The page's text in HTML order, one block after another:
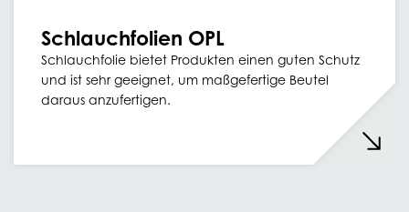
Schlauchfolien OPL
Schlauchfolie bietet Produkten einen guten Schutz
und ist sehr geeignet, um maßgefertige Beutel
daraus anzufertigen.